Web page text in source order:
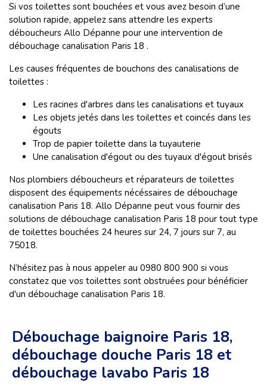
Si vos toilettes sont bouchées et vous avez besoin d’une
solution rapide, appelez sans attendre les experts
déboucheurs Allo Dépanne pour une intervention de
débouchage canalisation Paris 18 .
Les causes fréquentes de bouchons des canalisations de
toilettes :
Les racines d'arbres dans les canalisations et tuyaux
Les objets jetés dans les toilettes et coincés dans les
égouts
Trop de papier toilette dans la tuyauterie
Une canalisation d'égout ou des tuyaux d'égout brisés
Nos plombiers déboucheurs et réparateurs de toilettes
disposent des équipements nécéssaires de débouchage
canalisation Paris 18. Allo Dépanne peut vous fournir des
solutions de débouchage canalisation Paris 18 pour tout type
de toilettes bouchées 24 heures sur 24, 7 jours sur 7, au
75018.
N’hésitez pas à nous appeler au 0980 800 900 si vous
constatez que vos toilettes sont obstruées pour bénéficier
d'un débouchage canalisation Paris 18.
Débouchage baignoire Paris 18,
débouchage douche Paris 18 et
débouchage lavabo Paris 18